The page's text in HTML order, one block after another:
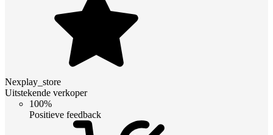
Nexplay_store
Uitstekende verkoper
100%
Positieve feedback